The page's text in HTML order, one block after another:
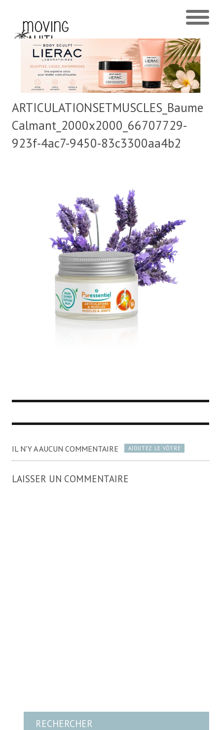
ARTICULATIONSETMUSCLES_Baume
Calmant_2000x2000_66707729-
923f-4ac7-9450-83c3300aa4b2
IL N'Y A AUCUN COMMENTAIRE AJOUTEZ LE VÔTRE
LAISSER UN COMMENTAIRE
RECHERCHER